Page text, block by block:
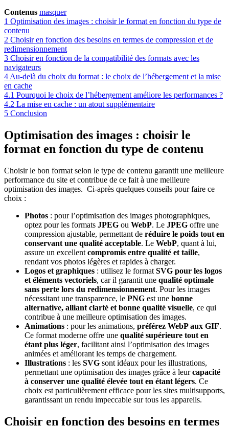
Contenus masquer
1 Optimisation des images : choisir le format en fonction du type de
contenu
2 Choisir en fonction des besoins en termes de compression et de
redimensionnement
3 Choisir en fonction de la compatibilité des formats avec les
navigateurs
4 Au-delà du choix du format : le choix de l’hébergement et la mise
en cache
4.1 Pourquoi le choix de l’hébergement améliore les performances ?
4.2 La mise en cache : un atout supplémentaire
5 Conclusion
Optimisation des images : choisir le
format en fonction du type de contenu
Choisir le bon format selon le type de contenu garantit une meilleure
performance du site et contribue de ce fait à une meilleure
optimisation des images. Ci-après quelques conseils pour faire ce
choix :
Photos : pour l’optimisation des images photographiques,
optez pour les formats JPEG ou WebP. Le JPEG offre une
compression ajustable, permettant de réduire le poids tout en
conservant une qualité acceptable. Le WebP, quant à lui,
assure un excellent compromis entre qualité et taille,
rendant vos photos légères et rapides à charger.
Logos et graphiques : utilisez le format SVG pour les logos
et éléments vectoriels, car il garantit une qualité optimale
sans perte lors du redimensionnement. Pour les images
nécessitant une transparence, le PNG est une bonne
alternative, alliant clarté et bonne qualité visuelle, ce qui
contribue à une meilleure optimisation des images.
Animations : pour les animations, préférez WebP aux GIF.
Ce format moderne offre une qualité supérieure tout en
étant plus léger, facilitant ainsi l’optimisation des images
animées et améliorant les temps de chargement.
Illustrations : les SVG sont idéaux pour les illustrations,
permettant une optimisation des images grâce à leurcapacité
à conserver une qualité élevée tout en étant légers. Ce
choix est particulièrement efficace pour les sites multisupports,
garantissant un rendu impeccable sur tous les appareils.
Choisir en fonction des besoins en termes